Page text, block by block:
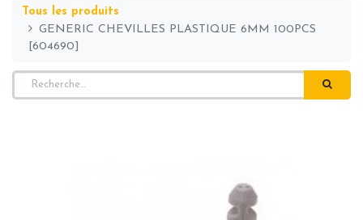
Tous les produits
GENERIC CHEVILLES PLASTIQUE 6MM 100PCS
[604690]